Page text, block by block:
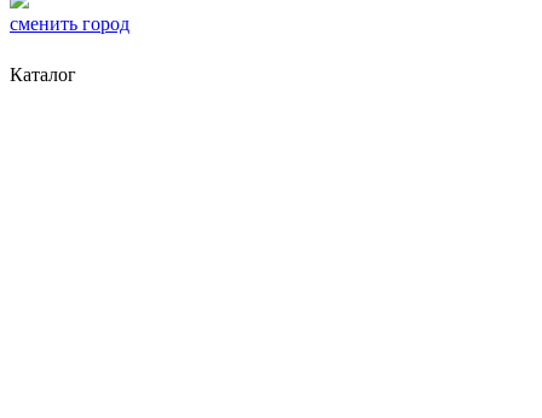
сменить город
Каталог